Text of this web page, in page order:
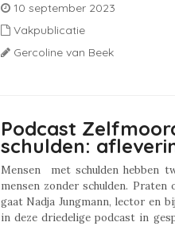
10 september 2023
Vakpublicatie
Gercoline van Beek
Podcast
schulden:
Mensen met schulden hebben
mensen zonder schulden.
gaat Nadja Jungmann, lector en
in deze driedelige podcast in